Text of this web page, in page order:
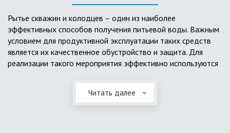
Рытье скважин и колодцев – один из наиболее
эффективных способов получения питьевой воды. Важным
условием для продуктивной эксплуатации таких средств
является их качественное обустройство и защита. Для
реализации такого мероприятия эффективно используются
Главное и неоспоримое преимущество кессонов – это
возможность эксплуатации в условиях пониженных
Читать далее